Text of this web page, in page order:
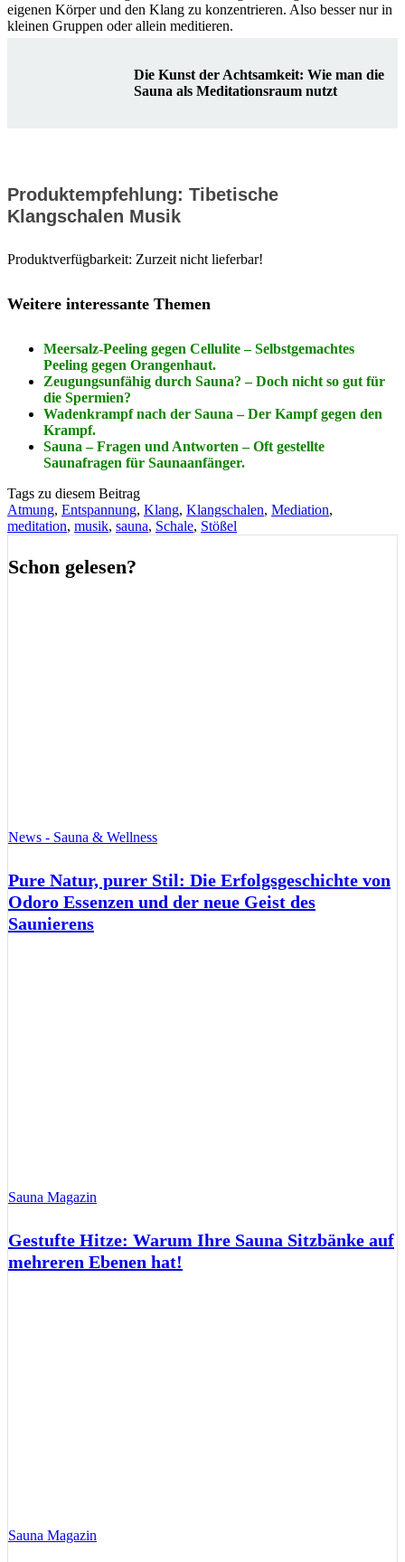
eigenen Körper und den Klang zu konzentrieren. Also besser nur in
kleinen Gruppen oder allein meditieren.
Die Kunst der Achtsamkeit: Wie man die
Sauna als Meditationsraum nutzt
Produktempfehlung: Tibetische
Klangschalen Musik
Produktverfügbarkeit: Zurzeit nicht lieferbar!
Weitere interessante Themen
Meersalz-Peeling gegen Cellulite – Selbstgemachtes
Peeling gegen Orangenhaut.
Zeugungsunfähig durch Sauna? – Doch nicht so gut für
die Spermien?
Wadenkrampf nach der Sauna – Der Kampf gegen den
Krampf.
Sauna – Fragen und Antworten – Oft gestellte
Saunafragen für Saunaanfänger.
Tags zu diesem Beitrag
Atmung, Entspannung, Klang, Klangschalen, Mediation,
meditation, musik, sauna, Schale, Stößel
Schon gelesen?
News - Sauna & Wellness
Pure Natur, purer Stil: Die Erfolgsgeschichte von
Odoro Essenzen und der neue Geist des
Saunierens
Sauna Magazin
Gestufte Hitze: Warum Ihre Sauna Sitzbänke auf
mehreren Ebenen hat!
Sauna Magazin